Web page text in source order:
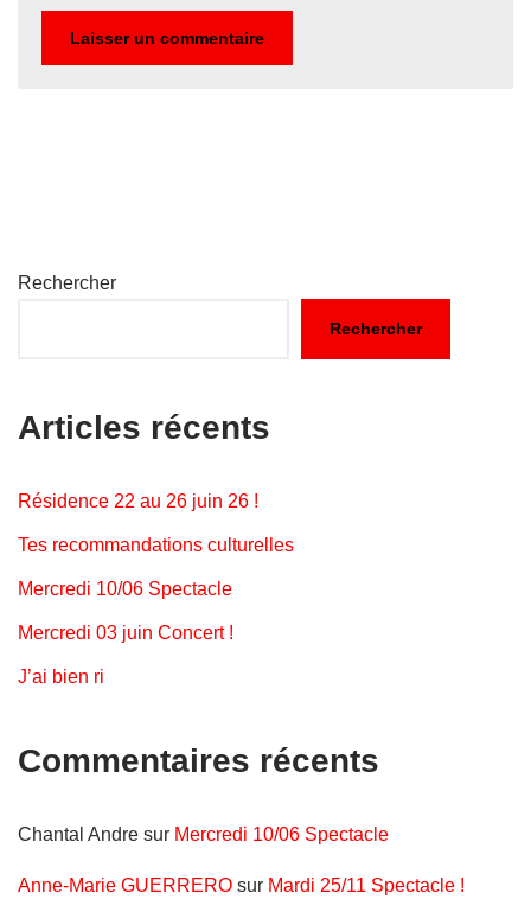
Rechercher
Rechercher
Articles récents
Résidence 22 au 26 juin 26 !
Tes recommandations culturelles
Mercredi 10/06 Spectacle
Mercredi 03 juin Concert !
J’ai bien ri
Commentaires récents
Chantal Andre sur Mercredi 10/06 Spectacle
Anne-Marie GUERRERO sur Mardi 25/11 Spectacle !